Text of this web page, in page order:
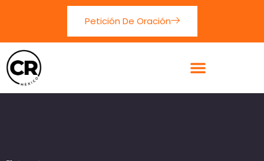
Petición De Oración